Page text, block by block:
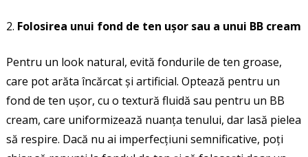
Folosirea unui fond de ten ușor sau a unui BB cream
Pentru un look natural, evită fondurile de ten groase,
care pot arăta încărcat și artificial. Optează pentru un
fond de ten ușor, cu o textură fluidă sau pentru un BB
cream, care uniformizează nuanța tenului, dar lasă pielea
să respire. Dacă nu ai imperfecțiuni semnificative, poți